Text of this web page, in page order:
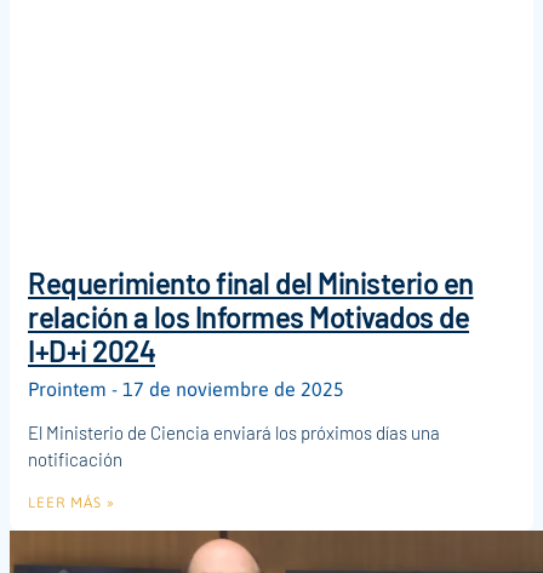
Requerimiento final del Ministerio en
relación a los Informes Motivados de
I+D+i 2024
Prointem
17 de noviembre de 2025
El Ministerio de Ciencia enviará los próximos días una
notificación
LEER MÁS »